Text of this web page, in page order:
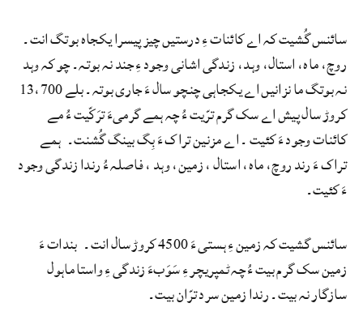
سائنس گُشیت کہ اے کائنات ءِ درستیں چیز پیسرا یکجاہ بوتگ انت۔
روچ، ماہ، استال، وہد، زندگی اشانی وجود ءِ جند نہ بوتہ۔ چو کہ وہد
نہ بوتگ ما نزانیں اے یکجاہی چنچو سال ءَ جاری بوتہ۔ بلے 13،700
کروڑ سال پیش اے سک گرم ترّیت ءُ چہ ہمے گرمیءَ ترَکّیت ءُ مے
کائنات وجود ءَ کئیت ۔ اے مزنین تراک ءَ بِگ بینگ گُشنت۔ ہمے
تراک ءَ رند روچ، ماہ، استال ، زمین، وہد ، فاصلہ ءُ رندا زندگی وجود
ءَ کئیت۔
سائنس گشیت کہ زمین ءِ ہستی ءَ 4500 کروڑ سال انت۔ بندات ءَ
زمین سک گرم بیت ءُ چہ ٹمپریچر ءِ سَوَبءَ زندگی ءِ واستا ماہول
سازگار نہ بیت۔ رندا زمین سرد ترّان بیت۔